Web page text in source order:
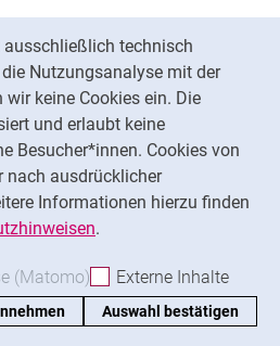
ausschließlich technisch
Nutzungsanalyse mit der
keine Cookies ein. Die
und erlaubt keine
Besucher*innen. Cookies von
nach ausdrücklicher
Informationen hierzu finden
.
Cookies akzeptieren
(Matomo) Analyse-Cookies
Externe Inhalte
Auswahl bestätigen